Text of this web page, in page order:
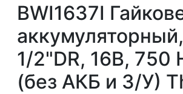
BWI1637I
аккумуляторный,
1/2"DR, 16В, 750
(без АКБ и З/У)